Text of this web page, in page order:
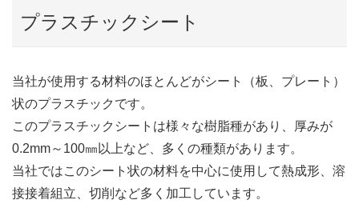
プラスチックシート
当社が使用する材料のほとんどがシート（板、プレート）
状のプラスチックです。
このプラスチックシートは様々な樹脂種があり、厚みが
0.2mm～100㎜以上など、多くの種類があります。
当社ではこのシート状の材料を中心に使用して熱成形、溶
接接着組立、切削など多く加工しています。